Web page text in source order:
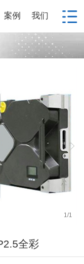
案例 我们
1 /1
全彩